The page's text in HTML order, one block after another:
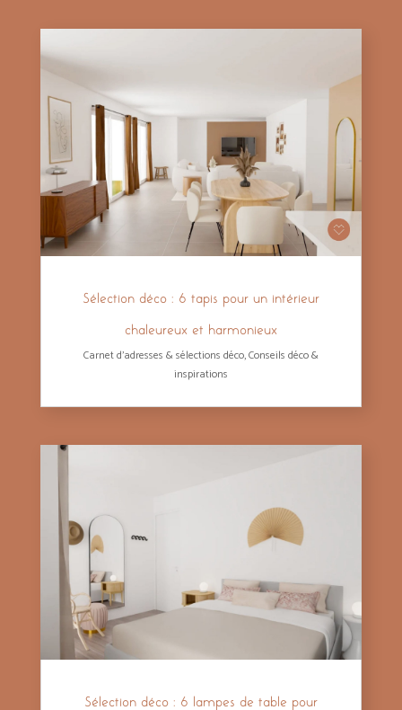
Sélection déco : 6 tapis pour un intérieur
chaleureux et harmonieux
Carnet d'adresses & sélections déco,Conseils déco &
inspirations
Sélection déco : 6 lampes de table pour